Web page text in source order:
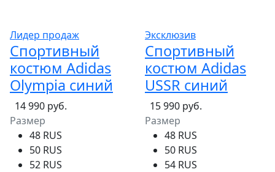
Лидер продаж
Спортивный
костюм Adidas
Olympia синий
14 990 руб.
Размер
48 RUS
50 RUS
52 RUS
Эксклюзив
Спортивный
костюм Adidas
USSR синий
15 990 руб.
Размер
48 RUS
50 RUS
54 RUS